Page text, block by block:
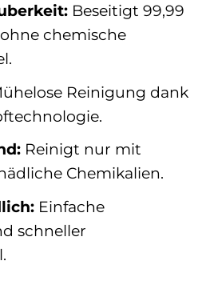
Beseitigt 99,99
chemische
Reinigung dank
Reinigt nur mit
Chemikalien.
Einfache
schneller